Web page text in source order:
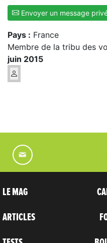
Envoyer un message
Pays : France
Membre de la tribu des
juin 2015
LE MAG
ARTICLES